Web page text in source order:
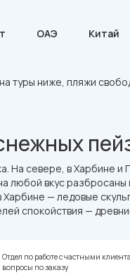
ОАЭ Китай
туры ниже, пляжи
На севере, в
любой вкус
— ледовые
спокойствия —
Отдел по работе с частными
вопросы по заказу